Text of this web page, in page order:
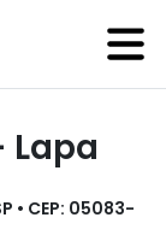
Lapa
• CEP: 05083-